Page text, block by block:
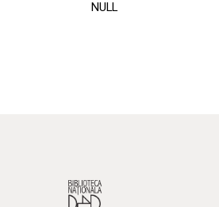
NULL